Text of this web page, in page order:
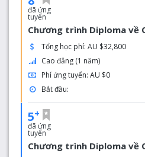
đã ứng
tuyển
Chương trình Diploma về
Tổng học phí: AU $32,800
Cao đẳng (1 năm)
Phí ứng tuyển: AU $0
Bắt đầu:
5+
đã ứng
tuyển
Chương trình Diploma về